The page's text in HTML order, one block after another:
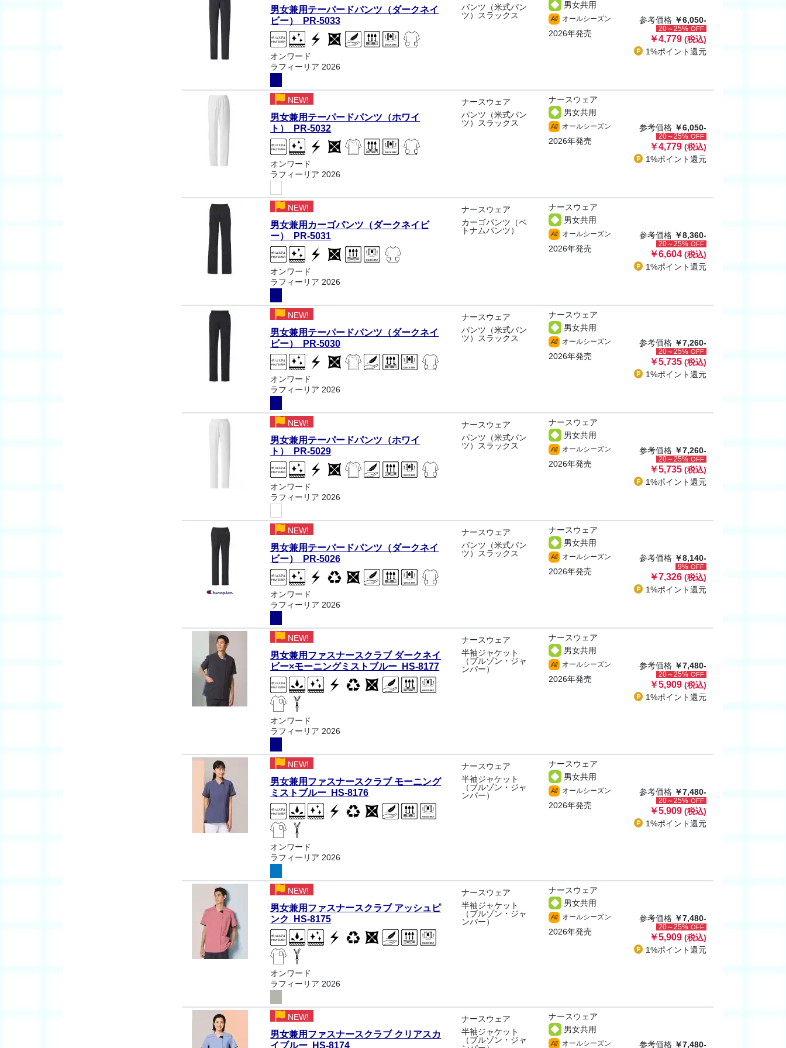
男女兼用テーパードパンツ（ダークネイ
ビー） PR-5033
オンワード
ラフィーリア 2026
パンツ（米式パン
ツ）スラックス
男女共用
All オールシーズン
2026年発売
参考価格 ￥6,050-
20～25% OFF
￥4,779 (税込)
1%ポイント還元
NEW!
男女兼用テーパードパンツ（ホワイ
ト） PR-5032
オンワード
ラフィーリア 2026
ナースウェア
パンツ（米式パン
ツ）スラックス
ナースウェア
男女共用
All オールシーズン
2026年発売
参考価格 ￥6,050-
20～25% OFF
￥4,779 (税込)
1%ポイント還元
NEW!
男女兼用カーゴパンツ（ダークネイビ
ー） PR-5031
オンワード
ラフィーリア 2026
ナースウェア
カーゴパンツ（ベ
トナムパンツ）
ナースウェア
男女共用
All オールシーズン
2026年発売
参考価格 ￥8,360-
20～25% OFF
￥6,604 (税込)
1%ポイント還元
NEW!
男女兼用テーパードパンツ（ダークネイ
ビー） PR-5030
オンワード
ラフィーリア 2026
ナースウェア
パンツ（米式パン
ツ）スラックス
ナースウェア
男女共用
All オールシーズン
2026年発売
参考価格 ￥7,260-
20～25% OFF
￥5,735 (税込)
1%ポイント還元
NEW!
男女兼用テーパードパンツ（ホワイ
ト） PR-5029
オンワード
ラフィーリア 2026
ナースウェア
パンツ（米式パン
ツ）スラックス
ナースウェア
男女共用
All オールシーズン
2026年発売
参考価格 ￥7,260-
20～25% OFF
￥5,735 (税込)
1%ポイント還元
NEW!
男女兼用テーパードパンツ（ダークネイ
ビー） PR-5026
オンワード
ラフィーリア 2026
ナースウェア
パンツ（米式パン
ツ）スラックス
ナースウェア
男女共用
All オールシーズン
2026年発売
参考価格 ￥8,140-
9% OFF
￥7,326 (税込)
1%ポイント還元
NEW!
男女兼用ファスナースクラブ ダークネイ
ビー×モーニングミストブルー HS-8177
オンワード
ラフィーリア 2026
ナースウェア
半袖ジャケット
（ブルゾン・ジャ
ンパー）
ナースウェア
男女共用
All オールシーズン
2026年発売
参考価格 ￥7,480-
20～25% OFF
￥5,909 (税込)
1%ポイント還元
NEW!
男女兼用ファスナースクラブ モーニング
ミストブルー HS-8176
オンワード
ラフィーリア 2026
ナースウェア
半袖ジャケット
（ブルゾン・ジャ
ンパー）
ナースウェア
男女共用
All オールシーズン
2026年発売
参考価格 ￥7,480-
20～25% OFF
￥5,909 (税込)
1%ポイント還元
NEW!
男女兼用ファスナースクラブ アッシュピ
ンク HS-8175
オンワード
ラフィーリア 2026
ナースウェア
半袖ジャケット
（ブルゾン・ジャ
ンパー）
ナースウェア
男女共用
All オールシーズン
2026年発売
参考価格 ￥7,480-
20～25% OFF
￥5,909 (税込)
1%ポイント還元
NEW!
男女兼用ファスナースクラブ クリアスカ
イブルー HS-8174
ナースウェア
半袖ジャケット
（ブルゾン・ジャ
ナースウェア
男女共用
All オールシーズン 参考価格 ￥7,480-